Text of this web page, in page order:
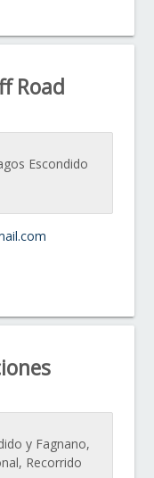
Road
Escondido
y Fagnano,
Recorrido